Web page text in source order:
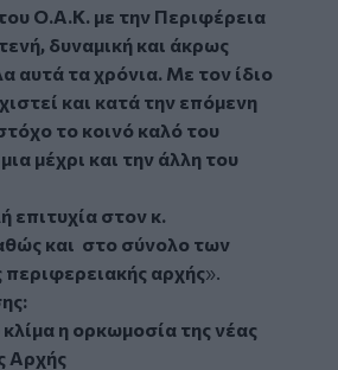
Ο.Α.Κ. με την Περιφέρεια
δυναμική και άκρως
αυτά τα χρόνια. Με τον ίδιο
και κατά την επόμενη
το κοινό καλό του
μέχρι και την άλλη του
επιτυχία στον κ.
και στο σύνολο των
περιφερειακής αρχής».
η ορκωμοσία της νέας
Αρχής